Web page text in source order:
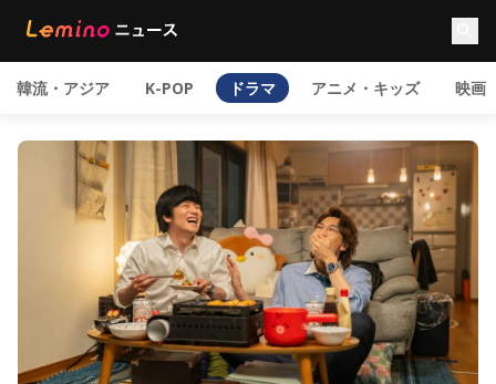
韓流・アジア K-POP ドラマ アニメ・キッズ 映画